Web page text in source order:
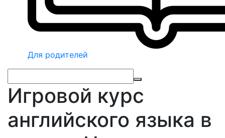
Для родителей
Игровой курс
английского языка в